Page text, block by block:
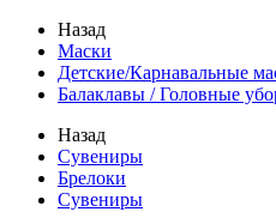
Назад
Маски
Детские/Карнавальные
Балаклавы / Головные
Назад
Сувениры
Брелоки
Сувениры